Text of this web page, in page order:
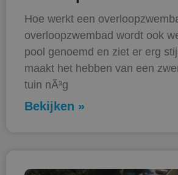
Hoe werkt een
overloopzwembad wordt ook
pool genoemd en ziet er erg
maakt het hebben van een
tuin nÃ³g
Bekijken »